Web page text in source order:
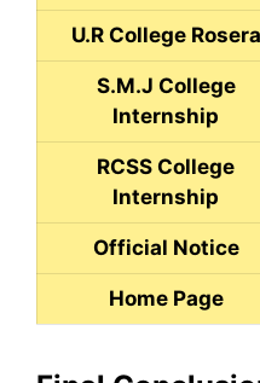
U.R College Rosera
S.M.J College
Internship
RCSS College
Internship
Official Notice
Home Page